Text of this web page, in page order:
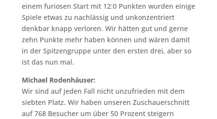
einem furiosen Start mit 12:0 Punkten wurden einige
Spiele etwas zu nachlässig und unkonzentriert
denkbar knapp verloren. Wir hätten gut und gerne
zehn Punkte mehr haben können und wären damit
in der Spitzengruppe unter den ersten drei, aber so
ist das nun mal.
Michael Rodenhäuser:
Wir sind auf jeden Fall nicht unzufrieden mit dem
siebten Platz. Wir haben unseren Zuschauerschnitt
auf 768 Besucher um über 50 Prozent steigern